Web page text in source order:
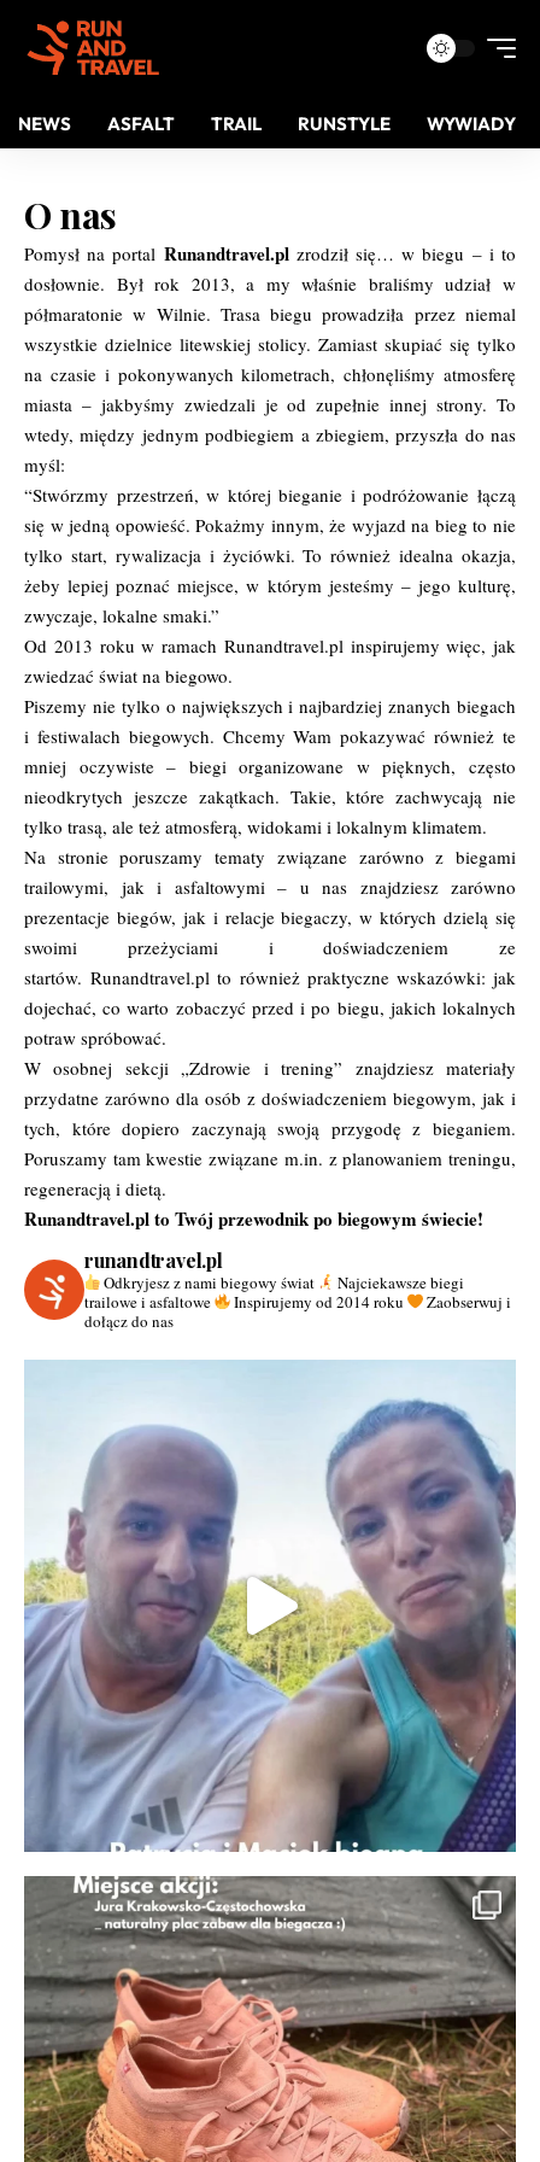
NEWS ASFALT TRAIL RUNSTYLE WYWIADY
O nas​
Pomysł na portal Runandtravel.plzrodził się… w biegu – i to
dosłownie. Był rok 2013, a my właśnie braliśmy udział w
półmaratonie w Wilnie. Trasa biegu prowadziła przez niemal
wszystkie dzielnice litewskiej stolicy. Zamiast skupiać się tylko
na czasie i pokonywanych kilometrach, chłonęliśmy atmosferę
miasta – jakbyśmy zwiedzali je od zupełnie innej strony. To
wtedy, między jednym podbiegiem a zbiegiem, przyszła do nas
myśl:
“Stwórzmy przestrzeń, w której bieganie i podróżowanie łączą
się w jedną opowieść. Pokażmy innym, że wyjazd na bieg to nie
tylko start, rywalizacja i życiówki. To również idealna okazja,
żeby lepiej poznać miejsce, w którym jesteśmy – jego kulturę,
zwyczaje, lokalne smaki.”
Od 2013 roku w ramach Runandtravel.pl inspirujemy więc, jak
zwiedzać świat na biegowo.
Piszemy nie tylko o największych i najbardziej znanych biegach
i festiwalach biegowych. Chcemy Wam pokazywać również te
mniej oczywiste – biegi organizowane w pięknych, często
nieodkrytych jeszcze zakątkach. Takie, które zachwycają nie
tylko trasą, ale też atmosferą, widokami i lokalnym klimatem.
Na stronie poruszamy tematy związane zarówno z biegami
trailowymi, jak i asfaltowymi – u nas znajdziesz zarówno
prezentacje biegów, jak i relacje biegaczy, w których dzielą się
swoimi przeżyciami i doświadczeniem ze
startów. Runandtravel.pl to również praktyczne wskazówki: jak
dojechać, co warto zobaczyć przed i po biegu, jakich lokalnych
potraw spróbować.
W osobnej sekcji „Zdrowie i trening” znajdziesz materiały
przydatne zarówno dla osób z doświadczeniem biegowym, jak i
tych, które dopiero zaczynają swoją przygodę z bieganiem.
Poruszamy tam kwestie związane m.in. z planowaniem treningu,
regeneracją i dietą.
Runandtravel.pl to Twój przewodnik po biegowym świecie!
runandtravel.pl
Odkryjesz z nami biegowy świat
Najciekawsze biegi
trailowe i asfaltowe
Inspirujemy od 2014 roku
Zaobserwuj i
dołącz do nas